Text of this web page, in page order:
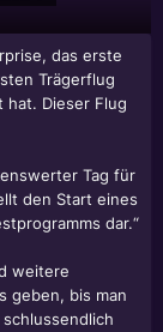
das erste
Trägerflug
hat. Dieser Flug
Tag für
den Start eines
dar.“
weitere
geben, bis man